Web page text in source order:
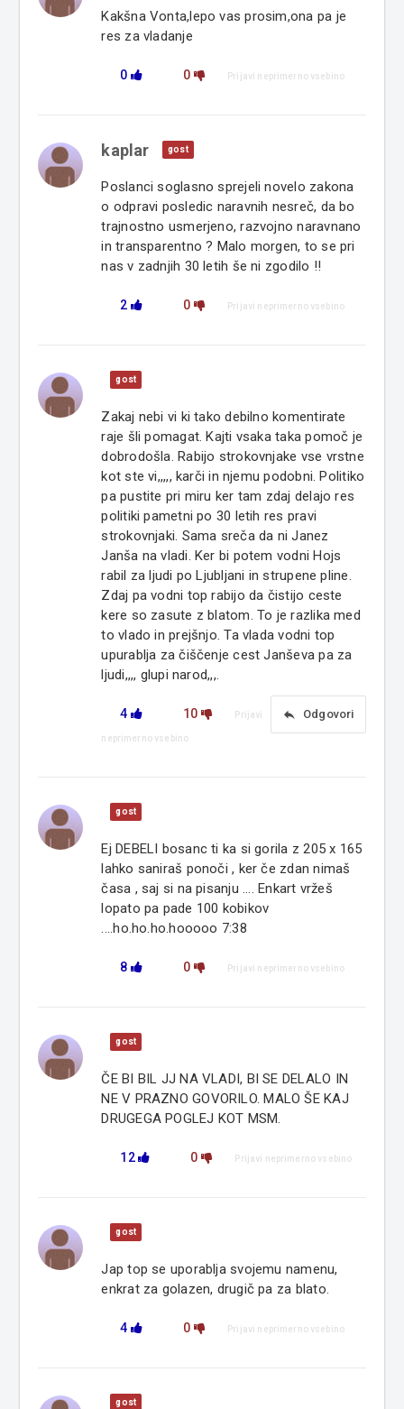
Kakšna Vonta,lepo vas prosim,ona pa je
res za vladanje
0 0 Prijavi neprimerno vsebino
kaplar gost
Poslanci soglasno sprejeli novelo zakona
o odpravi posledic naravnih nesreč, da bo
trajnostno usmerjeno, razvojno naravnano
in transparentno ? Malo morgen, to se pri
nas v zadnjih 30 letih še ni zgodilo !!
2 0 Prijavi neprimerno vsebino
gost
Zakaj nebi vi ki tako debilno komentirate
raje šli pomagat. Kajti vsaka taka pomoč je
dobrodošla. Rabijo strokovnjake vse vrstne
kot ste vi,,,,, karči in njemu podobni. Politiko
pa pustite pri miru ker tam zdaj delajo res
politiki pametni po 30 letih res pravi
strokovnjaki. Sama sreča da ni Janez
Janša na vladi. Ker bi potem vodni Hojs
rabil za ljudi po Ljubljani in strupene pline.
Zdaj pa vodni top rabijo da čistijo ceste
kere so zasute z blatom. To je razlika med
to vlado in prejšnjo. Ta vlada vodni top
upurablja za čiščenje cest Janševa pa za
ljudi,,,, glupi narod,,,.
4 10 reply Odgovori
Prijavi
neprimerno vsebino
gost
Ej DEBELI bosanc ti ka si gorila z 205 x 165
lahko saniraš ponoči , ker če zdan nimaš
časa , saj si na pisanju .... Enkart vržeš
lopato pa pade 100 kobikov
....ho.ho.ho.hooooo 7:38
8 0 Prijavi neprimerno vsebino
gost
ČE BI BIL JJ NA VLADI, BI SE DELALO IN
NE V PRAZNO GOVORILO. MALO ŠE KAJ
DRUGEGA POGLEJ KOT MSM.
12 0 Prijavi neprimerno vsebino
gost
Jap top se uporablja svojemu namenu,
enkrat za golazen, drugič pa za blato.
4 0 Prijavi neprimerno vsebino
gost